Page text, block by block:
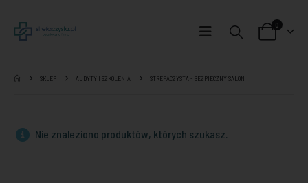
0
SKLEP AUDYTY I SZKOLENIA STREFACZYSTA - BEZPIECZNY SALON
Nie znaleziono produktów, których szukasz.